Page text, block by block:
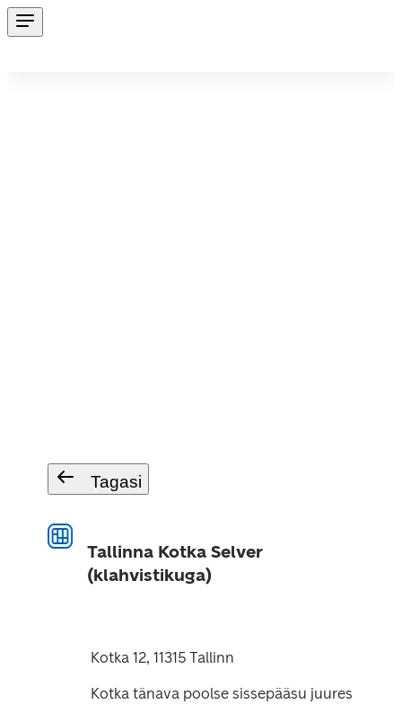
Tagasi
Tallinna Kotka Selver
(klahvistikuga)
Kotka 12, 11315 Tallinn
Kotka tänava poolse sissepääsu juures